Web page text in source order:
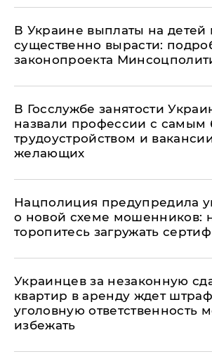
В Украине выплаты на детей
существенно вырасти:
законопроекта
В Госслужбе занятости
назвали профессии с самым
трудоустройством и
желающих
Нацполиция предупредила
о новой схеме мошенников:
торопитесь загружать
Украинцев за незаконную
квартир в аренду ждет
уголовную ответственность
избежать